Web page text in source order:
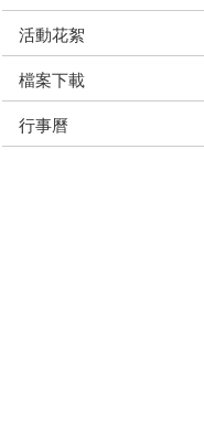
活動花絮
檔案下載
行事曆